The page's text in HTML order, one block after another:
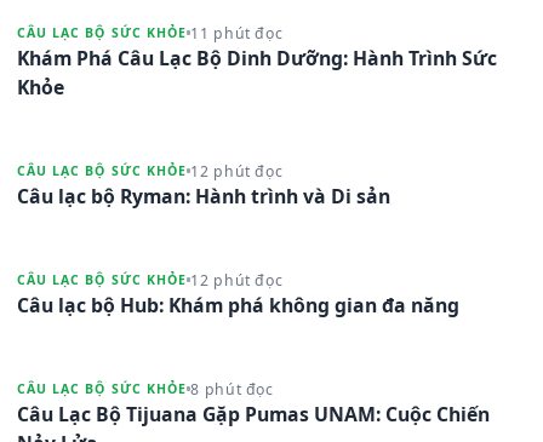
CÂU LẠC BỘ SỨC KHỎE 11 phút đọc
Khám Phá Câu Lạc Bộ Dinh Dưỡng: Hành Trình Sức
Khỏe
CÂU LẠC BỘ SỨC KHỎE 12 phút đọc
Câu lạc bộ Ryman: Hành trình và Di sản
CÂU LẠC BỘ SỨC KHỎE 12 phút đọc
Câu lạc bộ Hub: Khám phá không gian đa năng
CÂU LẠC BỘ SỨC KHỎE 8 phút đọc
Câu Lạc Bộ Tijuana Gặp Pumas UNAM: Cuộc Chiến